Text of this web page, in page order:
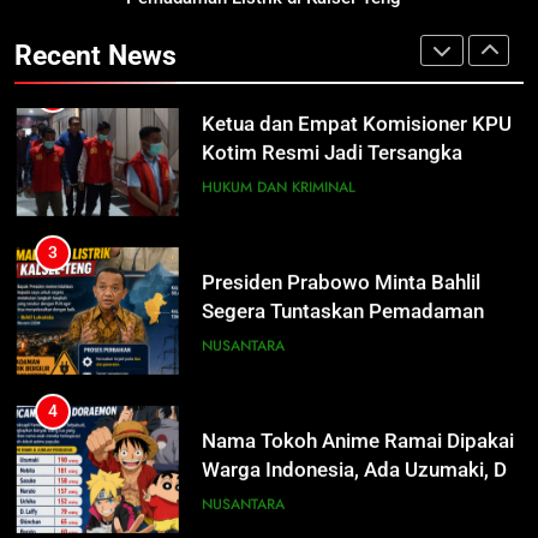
Nama Tokoh Anime Ramai Dipakai
Warga Indonesia, Ada Uzumaki, D.
Luffy, Shinchan, hingga Doraemon
NUSANTARA
5
Tak Ada Lagi Pajak Terlewat, GIS
Mulai Diterapkan di Palangka Raya
ECONOMY
6
Manajemen FEB UPR Cetak
Lulusan Siap Kerja Melalui
Program Magang Berdampak
ECONOMY
Recent News
Kotim Resmi Jadi Tersangka
Dugaan Korupsi Dana Hibah
Pilkada Rp40 Miliar
3
Presiden Prabowo Minta Bahlil
Segera Tuntaskan Pemadaman
4
Nama Tokoh Anime Ramai Dipakai
Warga Indonesia, Ada Uzumaki, D.
5
Tak Ada Lagi Pajak Terlewat, GIS
Mulai Diterapkan di Palangka Raya